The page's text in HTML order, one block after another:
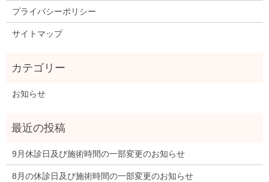
プライバシーポリシー
サイトマップ
お知らせ
9月休診日及び施術時間の一部変更のお知らせ
8月の休診日及び施術時間の一部変更のお知らせ